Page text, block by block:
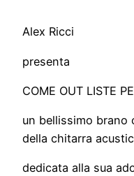
Alex Ricci
presenta
COME OUT LISTE
un bellissimo brano
della chitarra
dedicata alla sua